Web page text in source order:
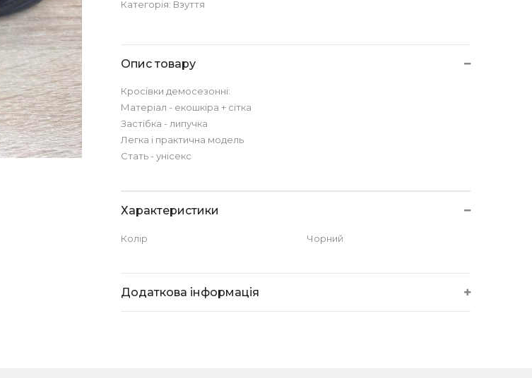
Категорія: Взуття
Опис товару
Кросівки демосезонні:
Матеріал - екошкіра + сітка
Застібка - липучка
Легка і практична модель
Стать - унісекс
Характеристики
Колір Чорний
Додаткова інформація